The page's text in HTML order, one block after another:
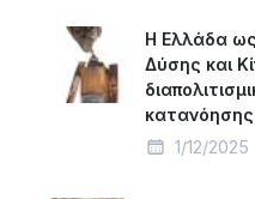
Η Ελλάδα
Δύσης και
1/12/2025